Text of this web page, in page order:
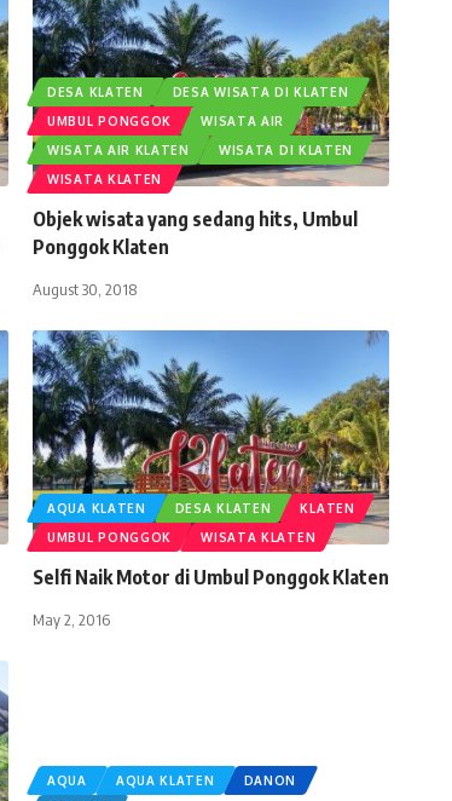
DESA KLATEN
DESA WISATA DI KLATEN
UMBUL PONGGOK
WISATA AIR
WISATA AIR KLATEN
WISATA DI KLATEN
WISATA KLATEN
Objek wisata yang sedang hits, Umbul
Ponggok Klaten
August 30, 2018
AQUA KLATEN DESA KLATEN
KLATEN
UMBUL PONGGOK
WISATA KLATEN
Selfi Naik Motor di Umbul Ponggok Klaten
May 2, 2016
AQUA AQUA KLATEN
DANON